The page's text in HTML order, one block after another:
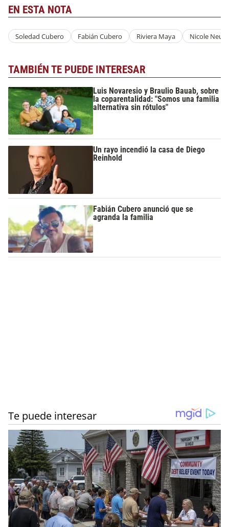
EN ESTA NOTA
Soledad Cubero Fabián Cubero Riviera Maya Nicole
TAMBIÉN TE PUEDE INTERESAR
Luis Novaresio y Braulio Bauab, sobre
la coparentalidad: "Somos una familia
alternativa sin rótulos"
Un rayo incendió la casa de Diego
Reinhold
Fabián Cubero anunció que se
agranda la familia